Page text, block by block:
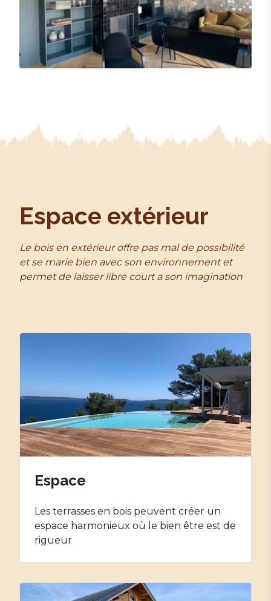
Espace extérieur
Le bois en extérieur offre pas mal de possibilité
et se marie bien avec son environnement et
permet de laisser libre court a son imagination
Espace
Les terrasses en bois peuvent créer un
espace harmonieux où le bien être est de
rigueur